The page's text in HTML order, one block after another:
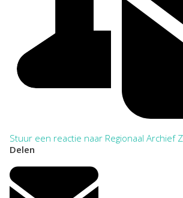
Stuur een reactie naar Regionaal Archief
Delen